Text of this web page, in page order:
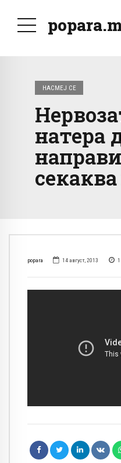
НАСМЕЈ СЕ
натера
popara 14 август, 2013 1